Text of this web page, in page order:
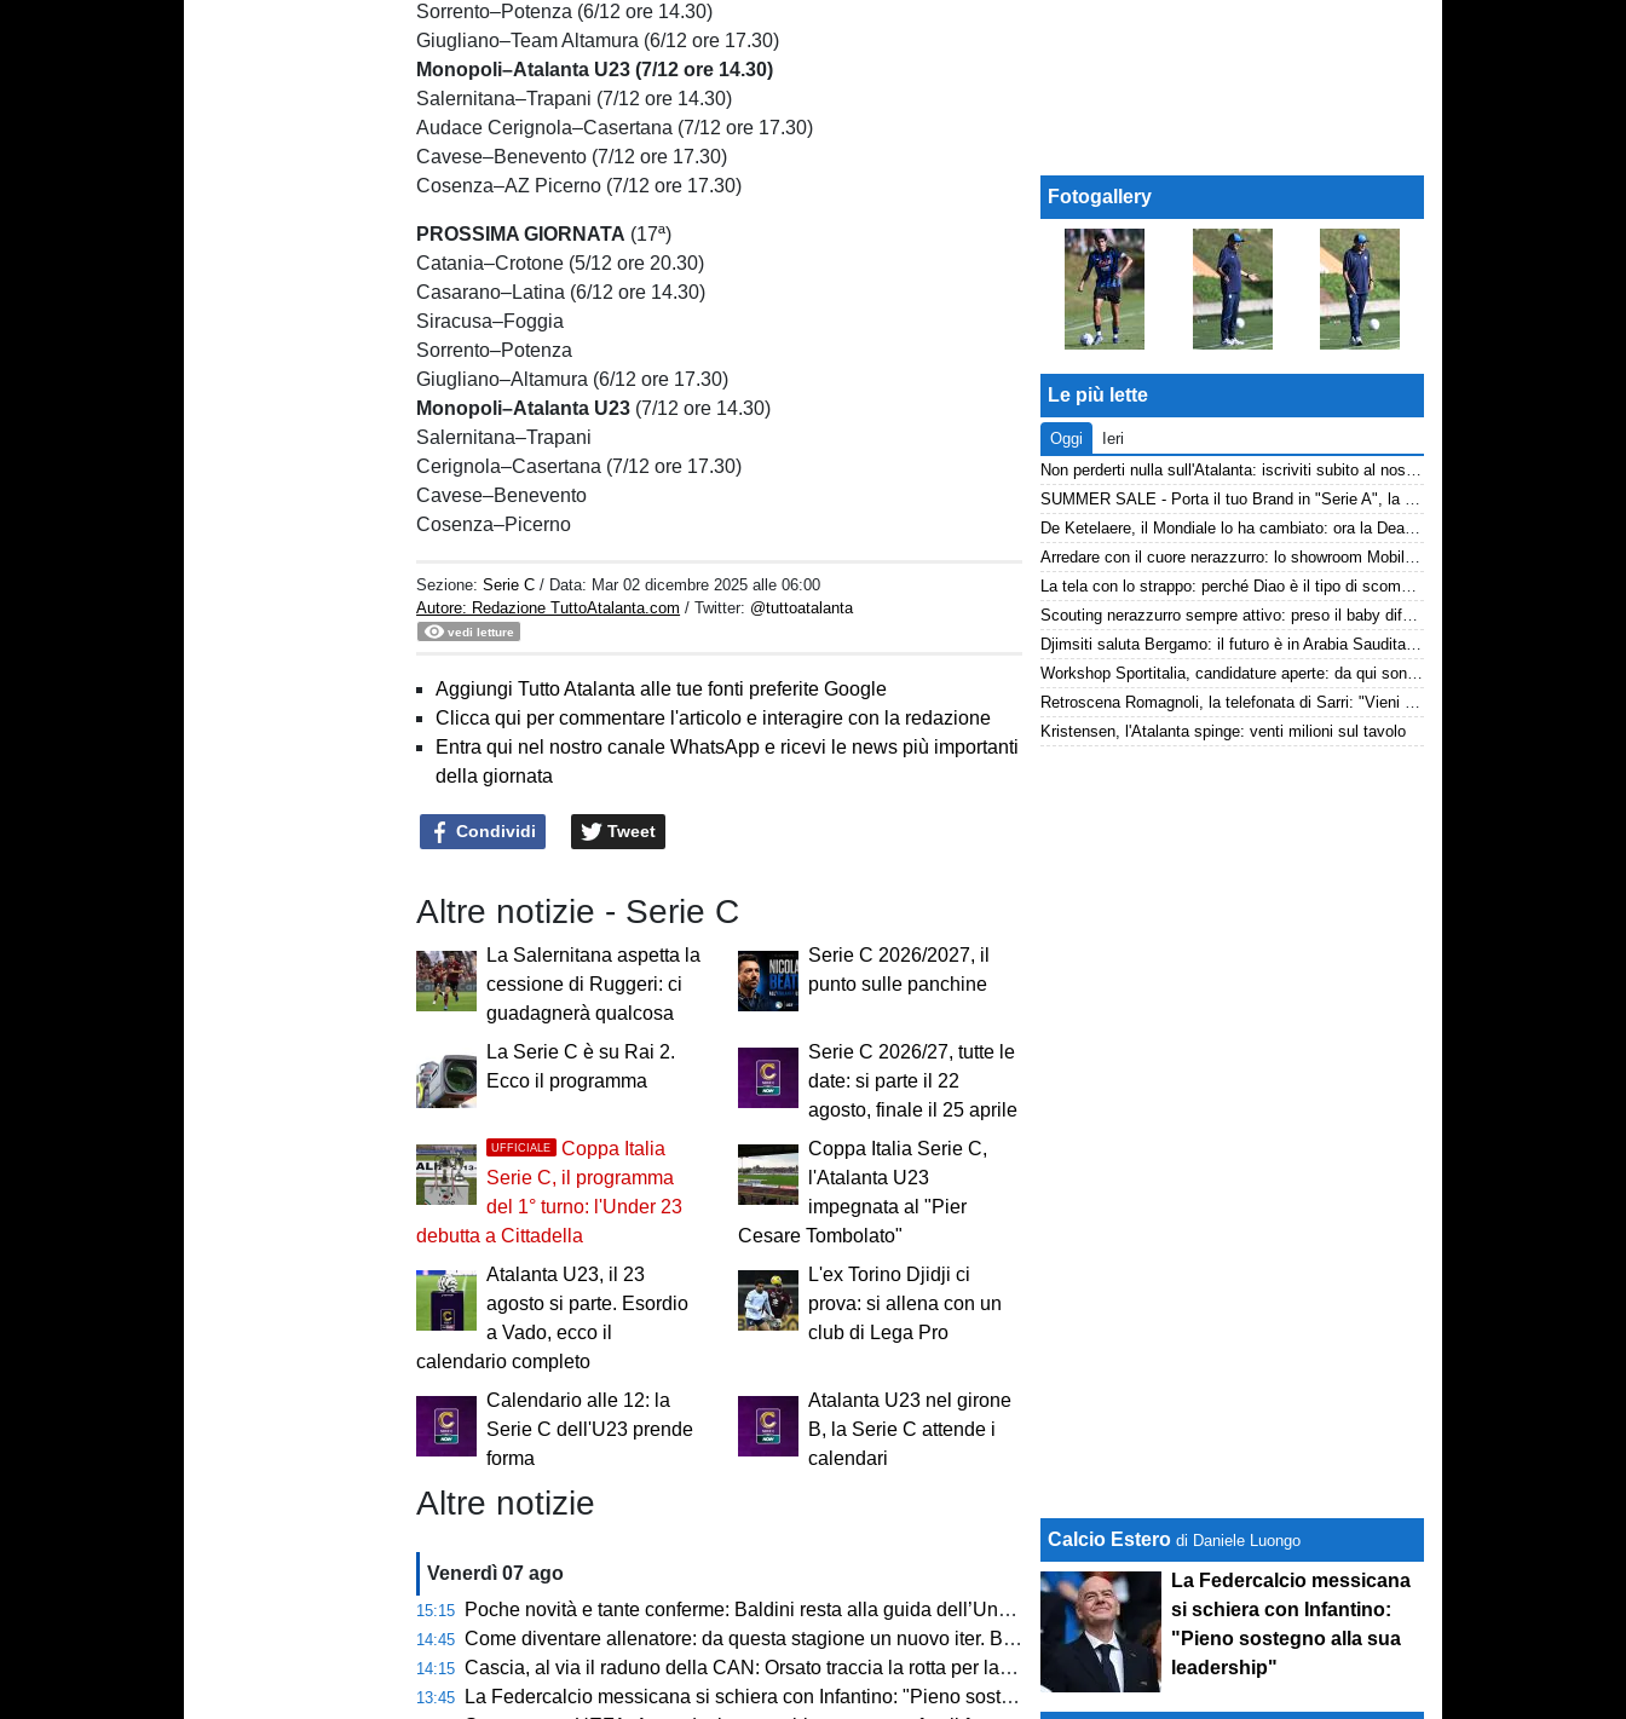
Sorrento–Potenza (6/12 ore 14.30)
Giugliano–Team Altamura (6/12 ore 17.30)
Monopoli–Atalanta U23 (7/12 ore 14.30)
Salernitana–Trapani (7/12 ore 14.30)
Audace Cerignola–Casertana (7/12 ore 17.30)
Cavese–Benevento (7/12 ore 17.30)
Cosenza–AZ Picerno (7/12 ore 17.30)
PROSSIMA GIORNATA (17ª)
Catania–Crotone (5/12 ore 20.30)
Casarano–Latina (6/12 ore 14.30)
Siracusa–Foggia
Sorrento–Potenza
Giugliano–Altamura (6/12 ore 17.30)
Monopoli–Atalanta U23 (7/12 ore 14.30)
Salernitana–Trapani
Cerignola–Casertana (7/12 ore 17.30)
Cavese–Benevento
Cosenza–Picerno
Sezione:Serie C / Data: Mar 02 dicembre 2025 alle 06:00
Autore: Redazione TuttoAtalanta.com / Twitter: @tuttoatalanta
vedi letture
Aggiungi Tutto Atalanta alle tue fonti preferite Google
Clicca qui per commentare l'articolo e interagire con la redazione
Entra qui nel nostro canale WhatsApp e ricevi le news più importanti
della giornata
Condividi Tweet
Altre notizie - Serie C
La Salernitana aspetta la
cessione di Ruggeri: ci
guadagnerà qualcosa
Serie C 2026/2027, il
punto sulle panchine
La Serie C è su Rai 2.
Ecco il programma
Serie C 2026/27, tutte le
date: si parte il 22
agosto, finale il 25 aprile
UFFICIALE
Coppa Italia
Serie C, il programma
del 1° turno: l'Under 23
debutta a Cittadella
Coppa Italia Serie C,
l'Atalanta U23
impegnata al "Pier
Cesare Tombolato"
Atalanta U23, il 23
agosto si parte. Esordio
a Vado, ecco il
calendario completo
L'ex Torino Djidji ci
prova: si allena con un
club di Lega Pro
Calendario alle 12: la
Serie C dell'U23 prende
forma
Atalanta U23 nel girone
B, la Serie C attende i
calendari
Altre notizie
Venerdì 07 ago
15:15 Poche novità e tante conferme: Baldini resta alla guida dell’Under 21
14:45 Come diventare allenatore: da questa stagione un nuovo iter. Beretta: “Un percorso più organico”
14:15 Cascia, al via il raduno della CAN: Orsato traccia la rotta per la nuova stagione
13:45 La Federcalcio messicana si schiera con Infantino: "Pieno sostegno alla sua leadership"
Fotogallery
Le più lette
Oggi
Ieri
Non perderti nulla sull'Atalanta: iscriviti subito al nostro canale WhatsApp!
SUMMER SALE - Porta il tuo Brand in "Serie A", la tua azienda e professione titolare nel cuore dell'Atalanta
De Ketelaere, il Mondiale lo ha cambiato: ora la Dea riparte da lui
Arredare con il cuore nerazzurro: lo showroom Mobilmondo a Osio Sotto. Quando essere di fede atalantina conviene
La tela con lo strappo: perché Diao è il tipo di scommessa che Giuntoli ama
Scouting nerazzurro sempre attivo: preso il baby difensore 2010 Levačić
Djimsiti saluta Bergamo: il futuro è in Arabia Saudita! Tre milioni e firma biennale
Workshop Sportitalia, candidature aperte: da qui sono passate firme di Serie A
Retroscena Romagnoli, la telefonata di Sarri: "Vieni con me a Bergamo"
Kristensen, l'Atalanta spinge: venti milioni sul tavolo
Calcio Estero di Daniele Luongo
La Federcalcio messicana
si schiera con Infantino:
"Pieno sostegno alla sua
leadership"